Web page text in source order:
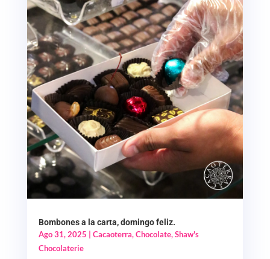
Bombones a la carta, domingo feliz.
Ago 31, 2025
Cacaoterra,Chocolate,Shaw's
Chocolaterie